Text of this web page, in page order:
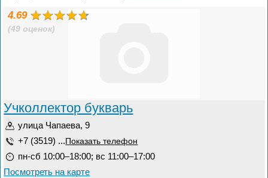
4.69
(49 оценок)
Учколлектор букварь
улица Чапаева, 9
+7 (3519) ... Показать телефон
пн-сб 10:00–18:00; вс 11:00–17:00
Посмотреть на карте